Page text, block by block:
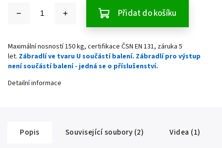
Přidat do košíku
Maximální nosností 150 kg, certifikace ČSN EN 131, záruka 5
let. Zábradlí ve tvaru U součástí balení. Zábradlí pro výstup
není součástí balení - jedná se o příslušenství.
Detailní informace
Popis Související soubory (2)
Videa (1)